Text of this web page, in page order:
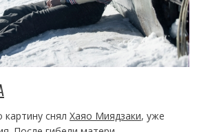
снял Хаяо Миядзаки, уже